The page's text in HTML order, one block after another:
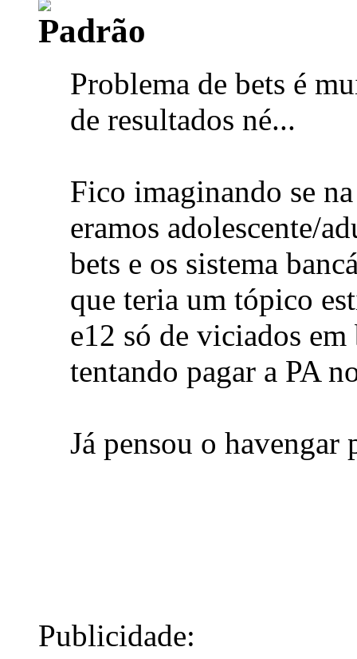
Problema de bets é
de resultados né...
Fico imaginando se
eramos adolescente/
bets e os sistema
que teria um tópico
e12 só de viciados em
tentando pagar a PA
Já pensou o havengar
Publicidade: